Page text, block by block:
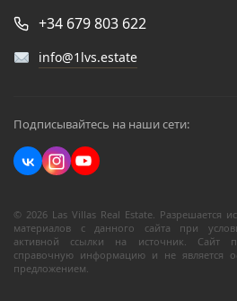
+34 679 803 622
info@1lvs.estate
Подписывайтесь на наши сети:
© 2026 Las Villas Real Estate. Разрешается
материалов с данного сайта при
активной ссылки на источник. Сайт
справочную информацию и не является
предложением.